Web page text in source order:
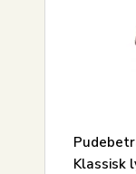
Klassisk